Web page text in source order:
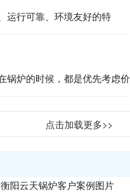
运行可靠、环境友好的特
锅炉的时候，都是优先考虑价
点击加载更多>>